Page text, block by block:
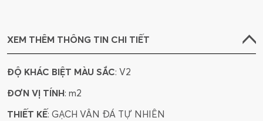
XEM THÊM THÔNG TIN CHI TIẾT
ĐỘ KHÁC BIỆT MÀU SẮC: V2
ĐƠN VỊ TÍNH: m2
THIẾT KẾ: GẠCH VÂN ĐÁ TỰ NHIÊN